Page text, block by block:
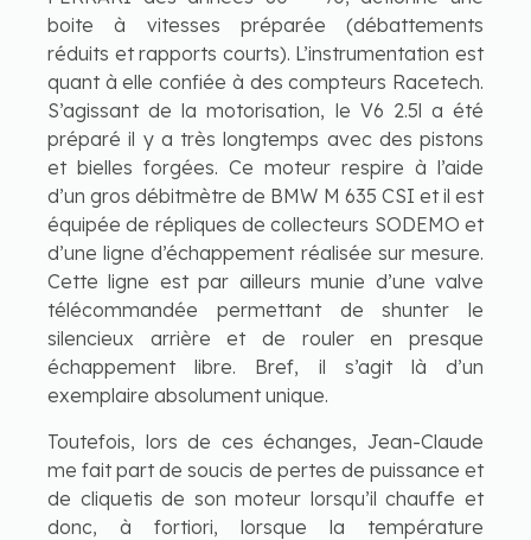
boite à vitesses préparée (débattements
réduits et rapports courts). L’instrumentation est
quant à elle confiée à des compteurs Racetech.
S’agissant de la motorisation, le V6 2.5l a été
préparé il y a très longtemps avec des pistons
et bielles forgées. Ce moteur respire à l’aide
d’un gros débitmètre de BMW M 635 CSI et il est
équipée de répliques de collecteurs SODEMO et
d’une ligne d’échappement réalisée sur mesure.
Cette ligne est par ailleurs munie d’une valve
télécommandée permettant de shunter le
silencieux arrière et de rouler en presque
échappement libre. Bref, il s’agit là d’un
exemplaire absolument unique.
Toutefois, lors de ces échanges, Jean-Claude
me fait part de soucis de pertes de puissance et
de cliquetis de son moteur lorsqu’il chauffe et
donc, à fortiori, lorsque la température